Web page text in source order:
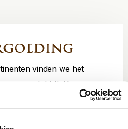
vinden we het
energiek blijft. Daarom
aan om een
van de kosten voor